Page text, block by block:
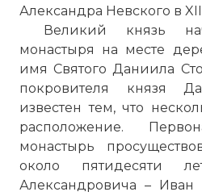
Александра Невского в
Великий князь
монастыря на месте
имя Святого Даниила
покровителя князя
известен тем, что
расположение.
монастырь
около пятидесяти
Александровича – Иван